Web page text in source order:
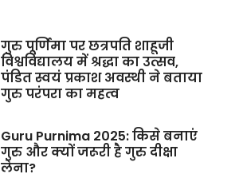
गुरु पूर्णिमा पर छत्रपति शाहूजी
विश्वविद्यालय में श्रद्धा का उत्सव,
पंडित स्वयं प्रकाश अवस्थी ने बताया
गुरु परंपरा का महत्व
Guru Purnima 2025: किसे बनाएं
गुरु और क्यों जरूरी है गुरु दीक्षा
लेना?